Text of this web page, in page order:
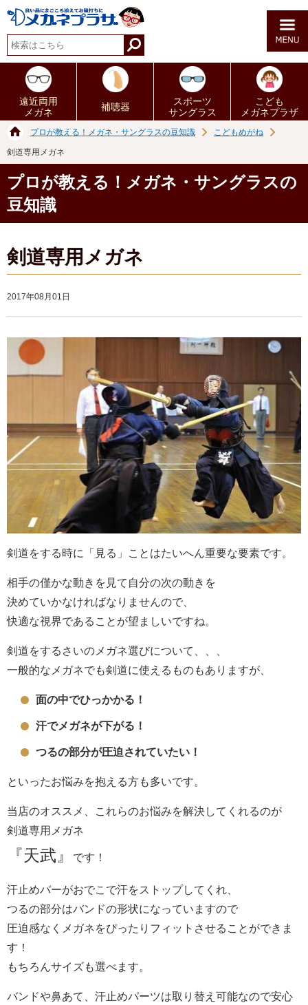
遠近両用
メガネ
補聴器
スポーツ
サングラス
こども
メガネプラザ
プロが教える！メガネ・サングラスの豆知識 こどもめがね
剣道専用メガネ
プロが教える！メガネ・サングラスの
豆知識
剣道専用メガネ
2017年08月01日
剣道をする時に「見る」ことはたいへん重要な要素です。
相手の僅かな動きを見て自分の次の動きを
決めていかなければなりませんので、
快適な視界であることが望ましいですね。
剣道をするさいのメガネ選びについて、、、
一般的なメガネでも剣道に使えるものもありますが、
面の中でひっかかる！
汗でメガネが下がる！
つるの部分が圧迫されていたい！
といったお悩みを抱える方も多いです。
当店のオススメ、これらのお悩みを解決してくれるのが
剣道専用メガネ
『天武』 です！
汗止めバーがおでこで汗をストップしてくれ、
つるの部分はバンドの形状になっていますので
圧迫感なくメガネをぴったりフィットさせることができま
す！
もちろんサイズも選べます。
バンドや鼻あて、汗止めパーツは取り替え可能なので安心